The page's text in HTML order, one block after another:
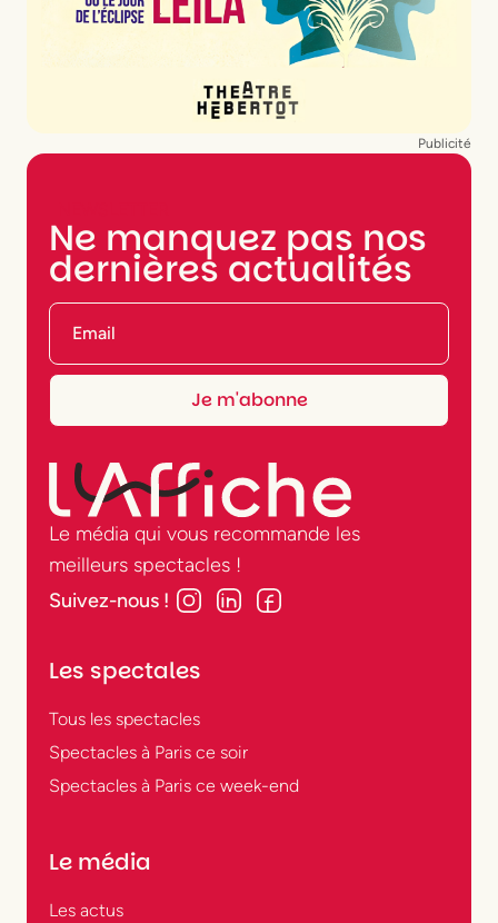
Publicité
Ne manquez pas nos
dernières actualités
Le média qui vous recommande les
meilleurs spectacles !
Suivez-nous !
Les spectales
Tous les spectacles
Spectacles à Paris ce soir
Spectacles à Paris ce week-end
Le média
Les actus